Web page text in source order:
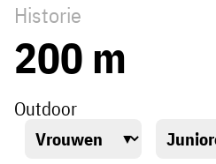
Historie
200 m
Outdoor